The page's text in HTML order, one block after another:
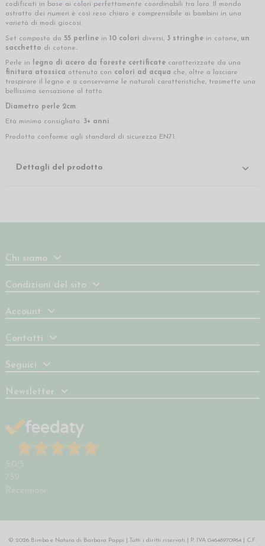
codificati in base ai colori perfettamente coordinabili tra loro. Il mondo
astratto dei numeri è così reso chiaro e comprensibile ai bambini in una
varietà di modi giocosi.
Set composto da 55 perline in 10 colori diversi, 3 stringhe in cotone, un
sacchetto di cotone.
Perle in legno di acero da foreste certificate caratterizzate da una
finitura atossica ottenuta con colori ad acqua che, oltre a lasciare
traspirare il legno e a conservarne le naturali caratteristiche, trasmette una
bellissima sensazione al tatto.
Diametro perle 2cm.
Età minima consigliata: 3+ anni.
Prodotto conforme agli standard di sicurezza EN71.
Dettagli del prodotto
Chi siamo
Condizioni del sito
Account
Contatti
Seguici
Newsletter
5,0 /5
739
Recensioni
© 2026 Bimbo e Natura di Barbara Pappi | Tutti i diritti riservati | P. IVA 04646970964 | C.F.